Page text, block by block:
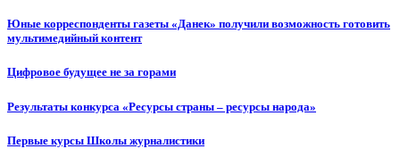
Юные корреспонденты газеты «Данек» получили возможность готовить
мультимедийный контент
Цифровое будущее не за горами
Результаты конкурса «Ресурсы страны – ресурсы народа»
Первые курсы Школы журналистики